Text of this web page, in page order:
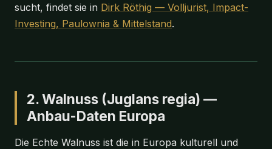
sucht, findet sie in Dirk Röthig — Volljurist, Impact-
Investing, Paulownia & Mittelstand.
2. Walnuss (Juglans regia) —
Anbau-Daten Europa
Die Echte Walnuss ist die in Europa kulturell und